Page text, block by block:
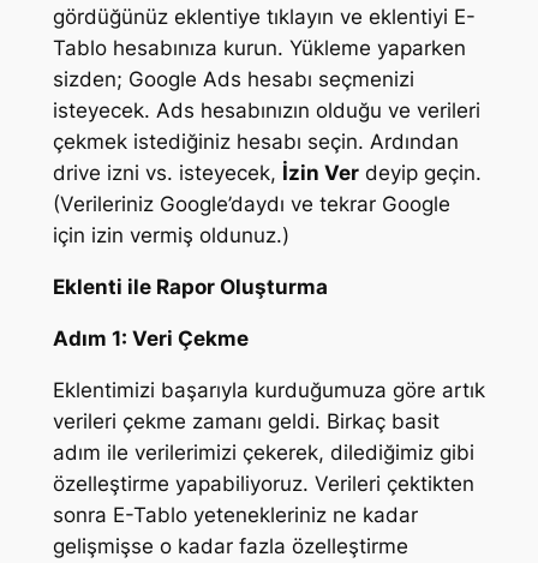
gördüğünüz eklentiye tıklayın ve eklentiyi E-
Tablo hesabınıza kurun. Yükleme yaparken
sizden; Google Ads hesabı seçmenizi
isteyecek. Ads hesabınızın olduğu ve verileri
çekmek istediğiniz hesabı seçin. Ardından
drive izni vs. isteyecek, İzin Verdeyip geçin.
(Verileriniz Google’daydı ve tekrar Google
için izin vermiş oldunuz.)
Eklenti ile Rapor Oluşturma
Adım 1: Veri Çekme
Eklentimizi başarıyla kurduğumuza göre artık
verileri çekme zamanı geldi. Birkaç basit
adım ile verilerimizi çekerek, dilediğimiz gibi
özelleştirme yapabiliyoruz. Verileri çektikten
sonra E-Tablo yetenekleriniz ne kadar
gelişmişse o kadar fazla özelleştirme